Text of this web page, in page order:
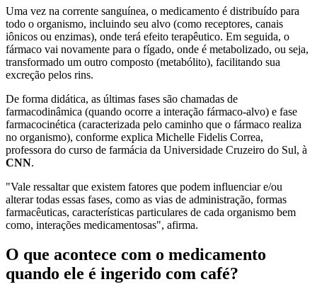
Uma vez na corrente sanguínea, o medicamento é distribuído para
todo o organismo, incluindo seu alvo (como receptores, canais
iônicos ou enzimas), onde terá efeito terapêutico. Em seguida, o
fármaco vai novamente para o fígado, onde é metabolizado, ou seja,
transformado um outro composto (metabólito), facilitando sua
excreção pelos rins.
De forma didática, as últimas fases são chamadas de
farmacodinâmica (quando ocorre a interação fármaco-alvo) e fase
farmacocinética (caracterizada pelo caminho que o fármaco realiza
no organismo), conforme explica Michelle Fidelis Correa,
professora do curso de farmácia da Universidade Cruzeiro do Sul, à
CNN.
"Vale ressaltar que existem fatores que podem influenciar e/ou
alterar todas essas fases, como as vias de administração, formas
farmacêuticas, características particulares de cada organismo bem
como, interações medicamentosas", afirma.
O que acontece com o medicamento
quando ele é ingerido com café?